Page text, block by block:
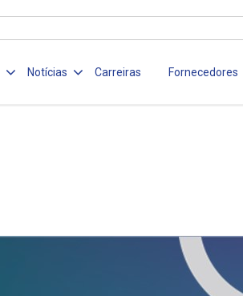
Notícias Carreiras Fornecedores